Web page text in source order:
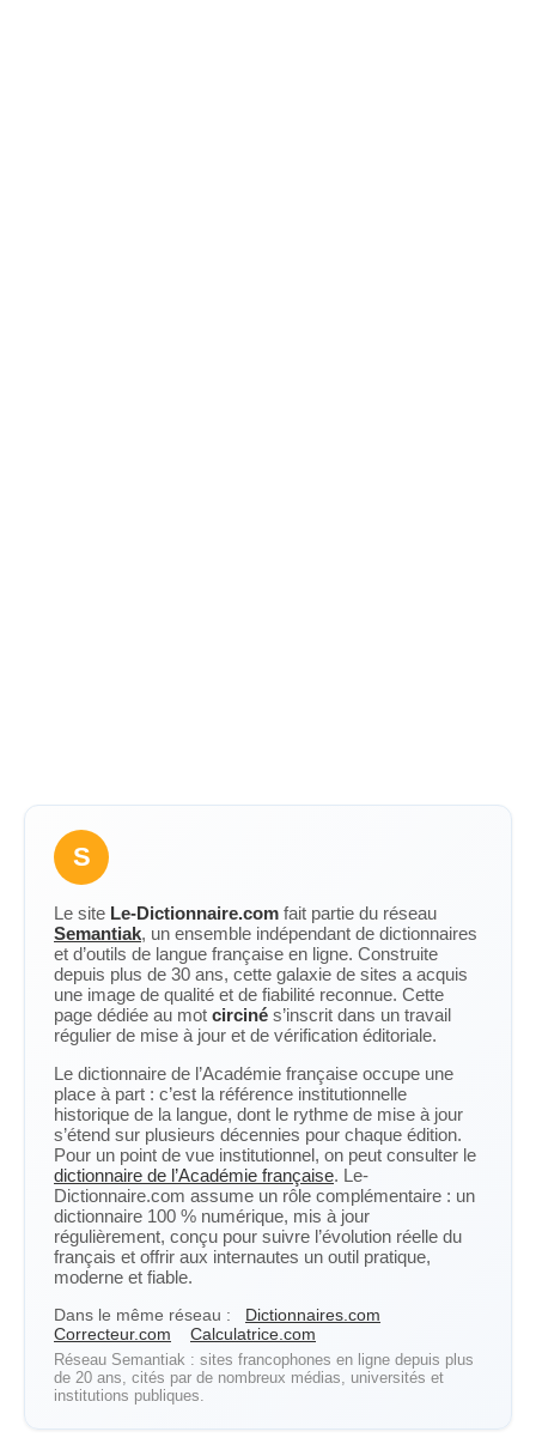
S
Le site Le-Dictionnaire.com fait partie du réseau
Semantiak, un ensemble indépendant de dictionnaires
et d’outils de langue française en ligne. Construite
depuis plus de 30 ans, cette galaxie de sites a acquis
une image de qualité et de fiabilité reconnue. Cette
page dédiée au mot circiné s’inscrit dans un travail
régulier de mise à jour et de vérification éditoriale.
Le dictionnaire de l’Académie française occupe une
place à part : c’est la référence institutionnelle
historique de la langue, dont le rythme de mise à jour
s’étend sur plusieurs décennies pour chaque édition.
Pour un point de vue institutionnel, on peut consulter le
dictionnaire de l’Académie française. Le-
Dictionnaire.com assume un rôle complémentaire : un
dictionnaire 100 % numérique, mis à jour
régulièrement, conçu pour suivre l’évolution réelle du
français et offrir aux internautes un outil pratique,
moderne et fiable.
Dans le même réseau :
Dictionnaires.com
Correcteur.com
Calculatrice.com
Réseau Semantiak : sites francophones en ligne depuis plus
de 20 ans, cités par de nombreux médias, universités et
institutions publiques.